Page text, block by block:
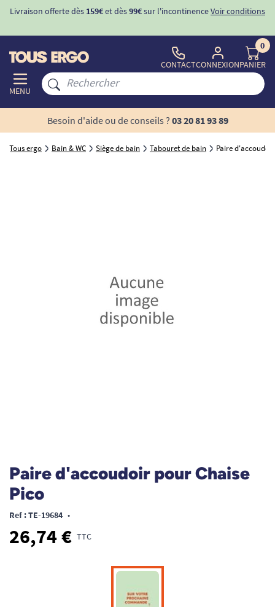
Livraison offerte dès 159€et dès99€sur l'incontinenceVoir conditions
MENU
CONTACTCONNEXION
0
PANIER
Besoin d'aide ou de conseils ? 03 20 81 93 89
Tous ergo Bain & WC Siège de bain Tabouret de bain Paire
Paire d'accoudoir pour Chaise
Pico
Ref : TE-19684 •
26,74 € TTC